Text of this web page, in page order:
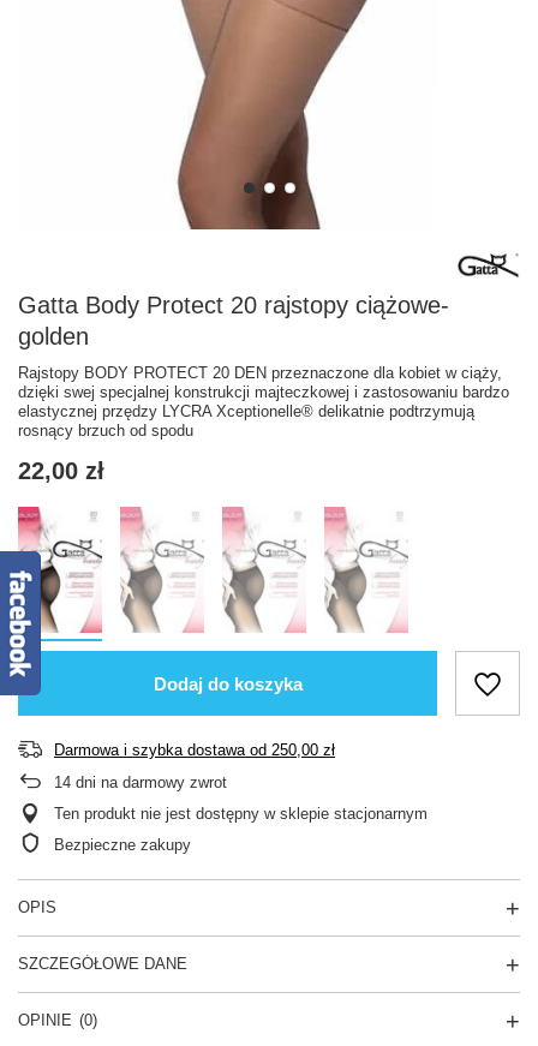
Gatta Body Protect 20 rajstopy ciążowe-
golden
Rajstopy BODY PROTECT 20 DEN przeznaczone dla kobiet w ciąży,
dzięki swej specjalnej konstrukcji majteczkowej i zastosowaniu bardzo
elastycznej przędzy LYCRA Xceptionelle® delikatnie podtrzymują
rosnący brzuch od spodu
22,00 zł
Dodaj do koszyka
Darmowa i szybka dostawaod 250,00 zł
14 dni na darmowy zwrot
Ten produkt nie jest dostępny w sklepie stacjonarnym
Bezpieczne zakupy
OPIS
SZCZEGÓŁOWE DANE
OPINIE (0)